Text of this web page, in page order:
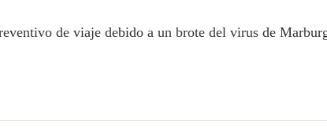
de viaje debido a un brote del virus de